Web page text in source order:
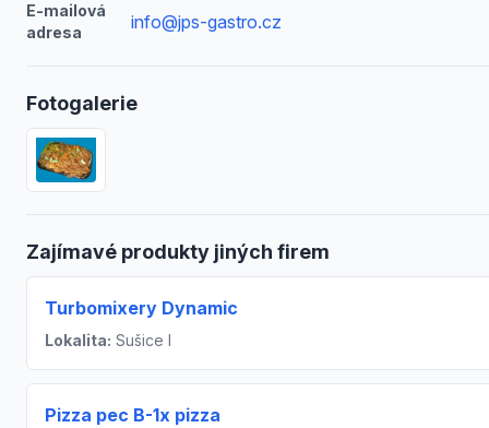
E-mailová
adresa
info@jps-gastro.cz
Fotogalerie
Zajímavé produkty jiných firem
Turbomixery Dynamic
Lokalita: Sušice I
Pizza pec B-1x pizza